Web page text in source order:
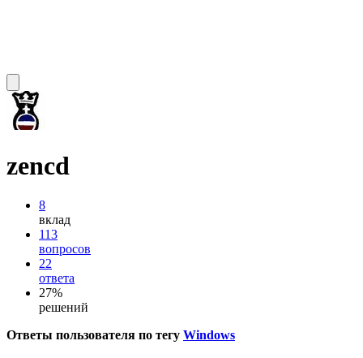
zencd
8
вклад
113
вопросов
22
ответа
27%
решений
Ответы пользователя по тегу Windows